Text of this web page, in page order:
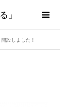
」
設しました！